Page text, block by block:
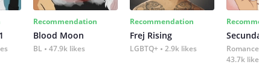
Recommendation
Blood Moon
BL 47.9k likes
Recommendation
Frej Rising
LGBTQ+ 2.9k likes
43.7k